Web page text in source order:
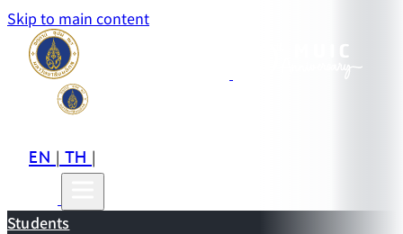
Skip to main content
EN|TH|
Students